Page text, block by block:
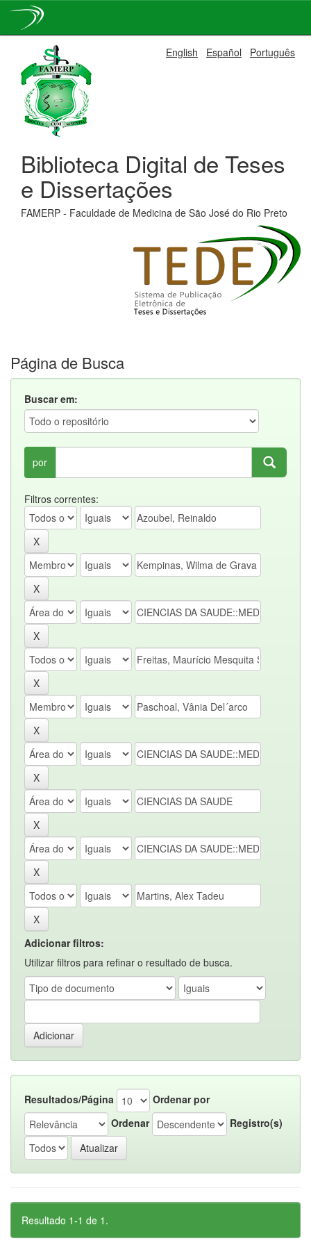
navigation
English Español Português
Biblioteca Digital de Teses
e Dissertações
FAMERP - Faculdade de Medicina de São José do Rio Preto
Página de Busca
Buscar em:
por
Filtros correntes:
Adicionar filtros:
Utilizar filtros para refinar o resultado de busca.
Resultados/Página
Ordenar por
Ordenar
Registro(s)
Resultado 1-1 de 1.